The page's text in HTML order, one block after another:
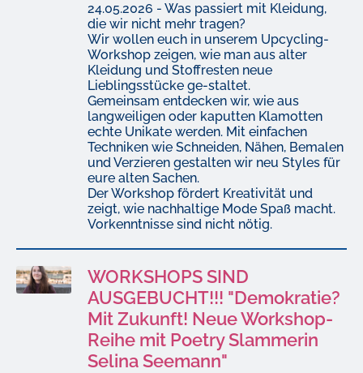
24.05.2026 - Was passiert mit Kleidung,
die wir nicht mehr tragen?
Wir wollen euch in unserem Upcycling-
Workshop zeigen, wie man aus alter
Kleidung und Stoffresten neue
Lieblingsstücke ge-staltet.
Gemeinsam entdecken wir, wie aus
langweiligen oder kaputten Klamotten
echte Unikate werden. Mit einfachen
Techniken wie Schneiden, Nähen, Bemalen
und Verzieren gestalten wir neu Styles für
eure alten Sachen.
Der Workshop fördert Kreativität und
zeigt, wie nachhaltige Mode Spaß macht.
Vorkenntnisse sind nicht nötig.
WORKSHOPS SIND
AUSGEBUCHT!!! "Demokratie?
Mit Zukunft! Neue Workshop-
Reihe mit Poetry Slammerin
Selina Seemann"